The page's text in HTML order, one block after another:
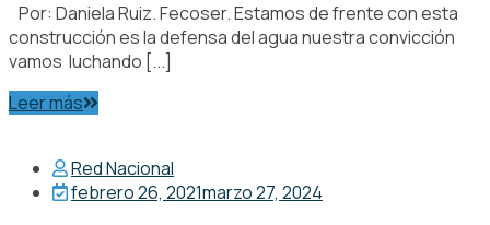
Por: Daniela Ruiz. Fecoser. Estamos de frente con esta
construcción es la defensa del agua nuestra convicción
vamos luchando [...]
Leer más
Red Nacional
febrero 26, 2021marzo 27, 2024